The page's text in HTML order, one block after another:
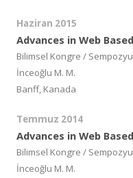
Haziran 2015
Advances in Web
Bilimsel Kongre /
İnceoğlu M. M.
Banff, Kanada
Temmuz 2014
Advances in Web
Bilimsel Kongre /
İnceoğlu M. M.